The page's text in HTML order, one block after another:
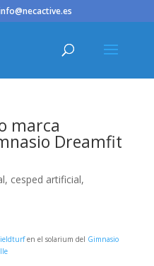
marca
Dreamfit
, cesped artificial,
en el solarium del Gimnasio